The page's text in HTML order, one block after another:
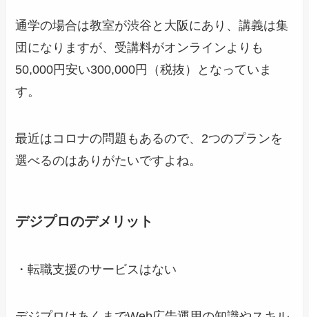
通学の場合は教室が渋谷と大阪にあり、講義は集
団になりますが、受講料がオンラインよりも
50,000円安い300,000円（税抜）となっていま
す。
最近はコロナの問題もあるので、2つのプランを
選べるのはありがたいですよね。
デジプロのデメリット
・転職支援のサービスはない